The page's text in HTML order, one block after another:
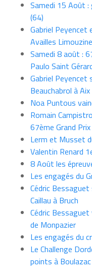
Samedi 15 Août :
(64)
Gabriel Peyencet
Availles Limouzine
Samedi 8 août :
Paulo Saint
Gabriel Peyencet
Beauchabrol à
Noa Puntous
Romain
67ème Grand
Lerm et Musset
Valentin Renard
8 Août les
Les engagés du
Cédric Bessaguet
Caillau à Bruch
Cédric Bessaguet
de Monpazier
Les engagés du
Le Challenge
points à